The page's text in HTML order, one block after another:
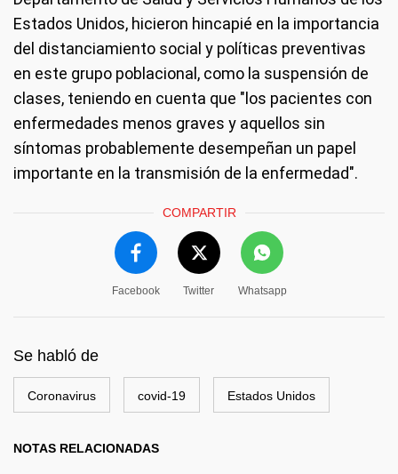
Estados Unidos, hicieron hincapié en la importancia
del distanciamiento social y políticas preventivas
en este grupo poblacional, como la suspensión de
clases, teniendo en cuenta que "los pacientes con
enfermedades menos graves y aquellos sin
síntomas probablemente desempeñan un papel
importante en la transmisión de la enfermedad".
COMPARTIR
Facebook Twitter Whatsapp
Se habló de
Coronavirus covid-19 Estados Unidos
NOTAS RELACIONADAS